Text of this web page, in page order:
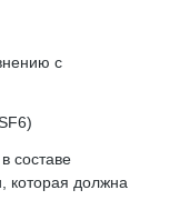
с
составе
которая должна